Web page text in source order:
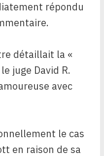
répondu
détaillait la «
juge David R.
avec
le cas
en raison de sa